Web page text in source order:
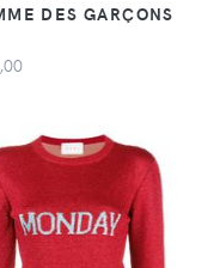
DES GARÇONS